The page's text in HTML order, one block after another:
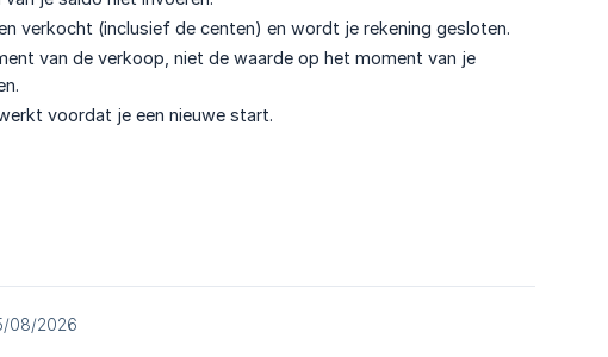
verkocht (inclusief de centen) en wordt je rekening gesloten.
van de verkoop, niet de waarde op het moment van je
voordat je een nieuwe start.
08/2026